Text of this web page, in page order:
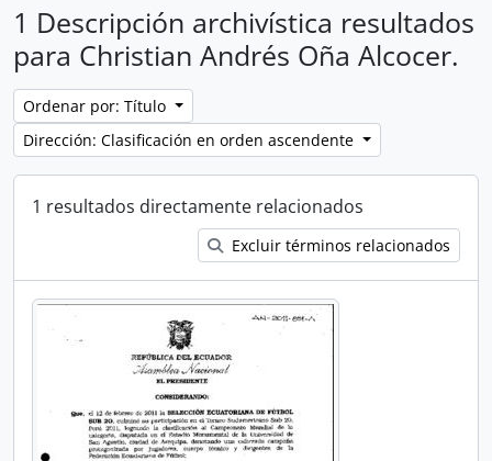
1 Descripción archivística resultados
para Christian Andrés Oña Alcocer.
Ordenar por: Título
Dirección: Clasificación en orden ascendente
1 resultados directamente relacionados
Excluir términos relacionados